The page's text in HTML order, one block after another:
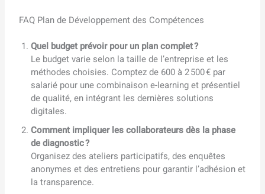
FAQ Plan de Développement des Compétences
Quel budget prévoir pour un plan complet ?
Le budget varie selon la taille de l’entreprise et les
méthodes choisies. Comptez de 600 à 2 500 € par
salarié pour une combinaison e-learning et présentiel
de qualité, en intégrant les dernières solutions
digitales.
Comment impliquer les collaborateurs dès la phase
de diagnostic ?
Organisez des ateliers participatifs, des enquêtes
anonymes et des entretiens pour garantir l’adhésion et
la transparence.